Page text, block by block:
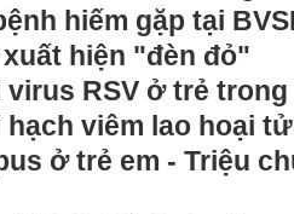
hiếm gặp tại
hiện "đèn đỏ"
RSV ở trẻ
viêm lao hoại
ở trẻ em - Triệu